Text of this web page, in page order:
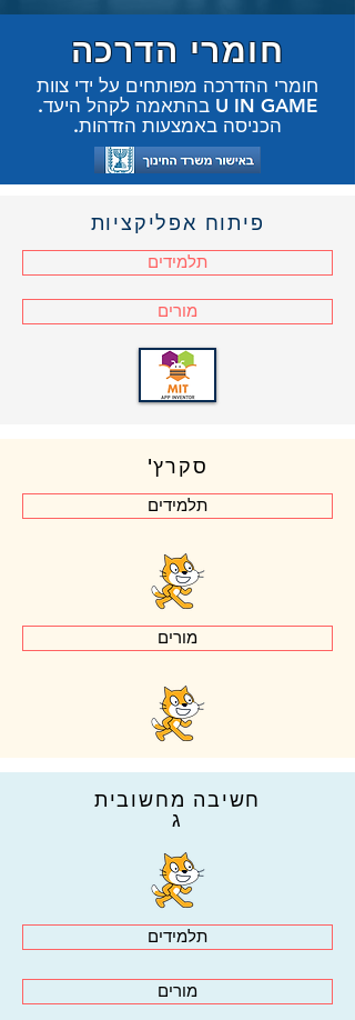
חומרי הדרכה
חומרי ההדרכה מפותחים על ידי צוות
U IN GAME בהתאמה לקהל היעד.
הכניסה באמצעות הזדהות.
פיתוח אפליקציות
תלמידים
מורים
סקרץ'
תלמידים
מורים
חשיבה מחשובית
ג
תלמידים
מורים